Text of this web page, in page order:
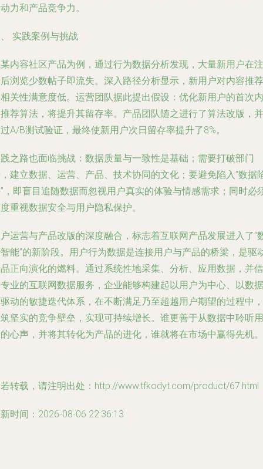
力和产品竞争力。
实践案例与挑战
内容社区产品为例，通过行为数据分析发现，大量新用户在注
浏览少数帖子即流失。深入路径分析显示，新用户对内容推荐
关性满意度低。运营团队据此提出假设：优化新用户的首次内
荐算法，将提升其留存率。产品团队随之进行了算法改版，并
A/B测试验证，最终使新用户次日留存率提升了8%。
之路也面临挑战：数据质量与一致性是基础；需要打破部门
建立数据、运营、产品、技术协同的文化；要避免陷入“数据
，即盲目追随数据而忽视用户真实的体验与情感需求；同时必
重视数据安全与用户隐私保护。
运营与产品改版的深度融合，标志着互联网产品发展进入了“
能”的新阶段。用户行为数据是连接用户与产品的桥梁，是驱
正向演化的燃料。通过系统性地采集、分析、应用数据，并借
业的互联网数据服务，企业能够构建起以用户为中心、以数据
动的敏捷迭代体系，在不断满足乃至超越用户期望的过程中，
坚实的竞争壁垒，实现可持续增长。谁更善于从数据中聆听用
心声，并将其转化为产品的进化，谁就将在市场中赢得先机。
转载，请注明出处：http://www.tfkodyt.com/product/67.html
时间：2026-08-06 22:36:13